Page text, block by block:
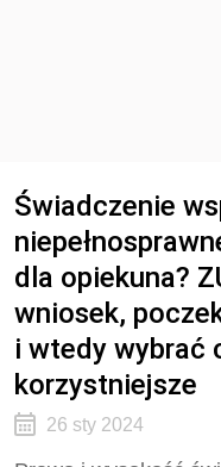
Świadczenie
dla opiekuna?
wniosek,
i wtedy wybrać
korzystniejsze
26 sty 2024